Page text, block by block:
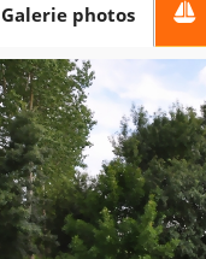
Galerie photos